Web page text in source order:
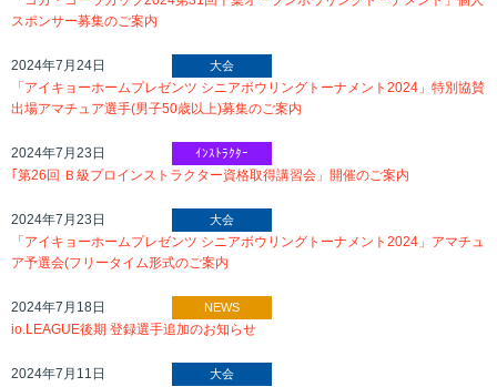
スポンサー募集のご案内
2024年7月24日 大会
「アイキョーホームプレゼンツ シニアボウリングトーナメント2024」特別協賛
出場アマチュア選手(男子50歳以上)募集のご案内
2024年7月23日 ｲﾝｽﾄﾗｸﾀｰ
｢第26回 Ｂ級プロインストラクター資格取得講習会」開催のご案内
2024年7月23日 大会
「アイキョーホームプレゼンツ シニアボウリングトーナメント2024」アマチュ
ア予選会(フリータイム形式のご案内
2024年7月18日 NEWS
io.LEAGUE後期 登録選手追加のお知らせ
2024年7月11日 大会